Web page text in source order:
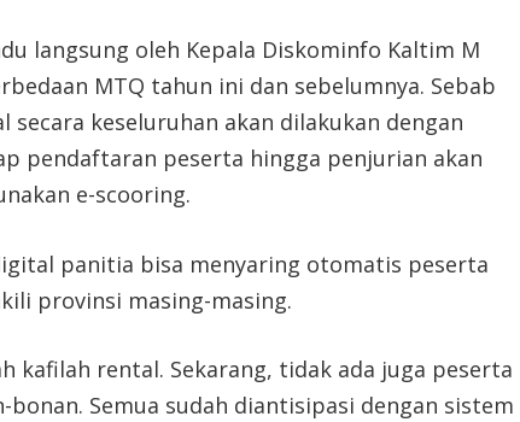
langsung oleh Kepala Diskominfo Kaltim M
MTQ tahun ini dan sebelumnya. Sebab
secara keseluruhan akan dilakukan dengan
pendaftaran peserta hingga penjurian akan
e-scooring.
panitia bisa menyaring otomatis peserta
provinsi masing-masing.
kafilah rental. Sekarang, tidak ada juga peserta
bonan. Semua sudah diantisipasi dengan sistem